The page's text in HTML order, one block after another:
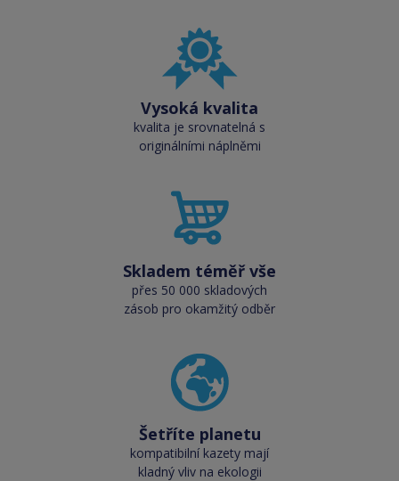
Vysoká kvalita
kvalita je srovnatelná s
originálními náplněmi
Skladem téměř vše
přes 50 000 skladových
zásob pro okamžitý odběr
Šetříte planetu
kompatibilní kazety mají
kladný vliv na ekologii